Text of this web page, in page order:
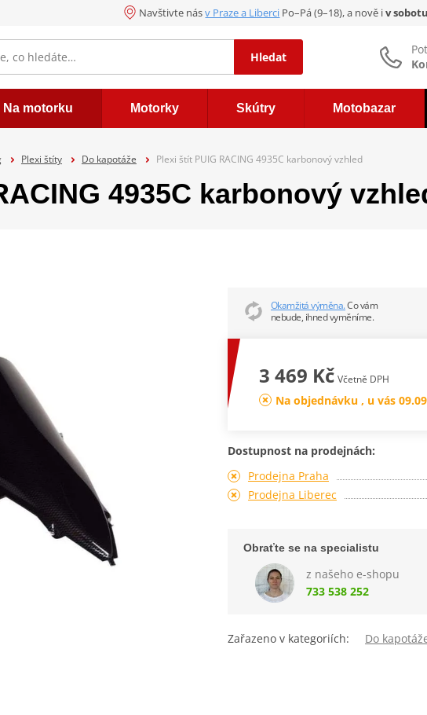
Navštivte násv Praze a Liberci Po–Pá (9–18), a nově iv sobotu
Hledat
Na motorku Motorky Skútry Motobazar
Plexi štíty Do kapotáže Plexi štít PUIG RACING 4935C karbonový vzhled
4935C karbonový
Okamžitá výměna.Co vám
nebude, ihned vyměníme.
3 469 Kč Včetně DPH
Na objednávku , u vás
Dostupnost na prodejnách:
Prodejna Praha
Prodejna Liberec
Obraťte se na specialistu
z našeho e-shopu
733 538 252
Zařazeno v kategoriích: Do